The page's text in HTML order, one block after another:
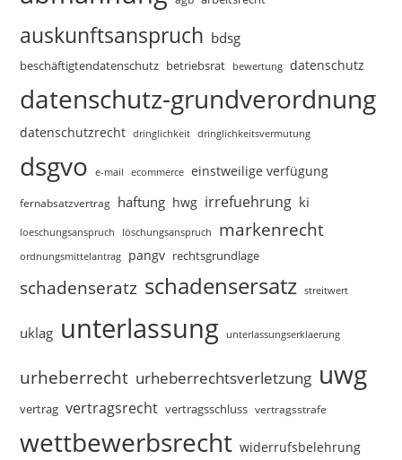
auskunftsanspruch bdsg
beschäftigtendatenschutz betriebsrat bewertung datenschutz
datenschutz-grundverordnung
datenschutzrecht dringlichkeit dringlichkeitsvermutung
dsgvo e-mail ecommerce einstweilige verfügung
fernabsatzvertrag haftung hwg irrefuehrung ki
loeschungsanspruch löschungsanspruch markenrecht
ordnungsmittelantrag pangv rechtsgrundlage
schadenseratz schadensersatz streitwert
uklag unterlassung unterlassungserklaerung
urheberrecht urheberrechtsverletzung uwg
vertrag vertragsrecht vertragsschluss vertragsstrafe
wettbewerbsrecht widerrufsbelehrung